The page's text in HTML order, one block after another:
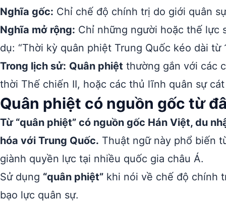
Nghĩa gốc: Chỉ chế độ chính trị do giới quân
Nghĩa mở rộng: Chỉ những người hoặc thế lực
dụ: “Thời kỳ quân phiệt Trung Quốc kéo dài từ
Trong lịch sử: Quân phiệt thường gắn với các
thời Thế chiến II, hoặc các thủ lĩnh quân sự
Quân phiệt có nguồn gốc từ
Từ “quân phiệt” có nguồn gốc Hán Việt, du
hóa với Trung Quốc. Thuật ngữ này phổ biến
giành quyền lực tại nhiều quốc gia châu Á.
Sử dụng “quân phiệt” khi nói về chế độ chính
bạo lực quân sự.